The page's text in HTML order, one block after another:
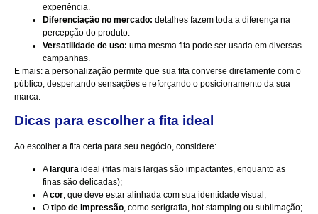
experiência.
Diferenciação no mercado: detalhes fazem toda a diferença na
percepção do produto.
Versatilidade de uso: uma mesma fita pode ser usada em diversas
campanhas.
E mais: a personalização permite que sua fita converse diretamente com o
público, despertando sensações e reforçando o posicionamento da sua
marca.
Dicas para escolher a fita ideal
Ao escolher a fita certa para seu negócio, considere:
A largura ideal (fitas mais largas são impactantes, enquanto as
finas são delicadas);
Acor, que deve estar alinhada com sua identidade visual;
O tipo de impressão, como serigrafia, hot stamping ou sublimação;